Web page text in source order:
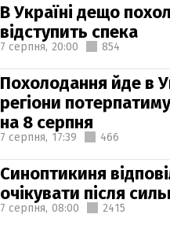
В Україні дещо
відступить спека
7 серпня, 20:00 854
Похолодання йде в
регіони
на 8 серпня
7 серпня, 17:39 466
Синоптикиня
очікувати після
7 серпня, 08:00 2415